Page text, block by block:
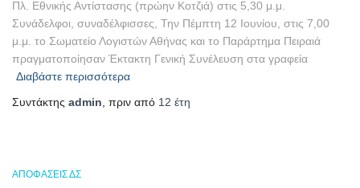
Πλ. Εθνικής Αντίστασης (πρώην Κοτζιά) στις 5,30 μ.μ.
Συνάδελφοι, συναδέλφισσες, Την Πέμπτη 12 Ιουνίου, στις 7,00
μ.μ. το Σωματείο Λογιστών Αθήνας και το Παράρτημα Πειραιά
πραγματοποίησαν Έκτακτη Γενική Συνέλευση στα γραφεία
Διαβάστε περισσότερα
Συντάκτης admin , πριν από 12 έτη
ΑΠΟΦΆΣΕΙΣ ΔΣ